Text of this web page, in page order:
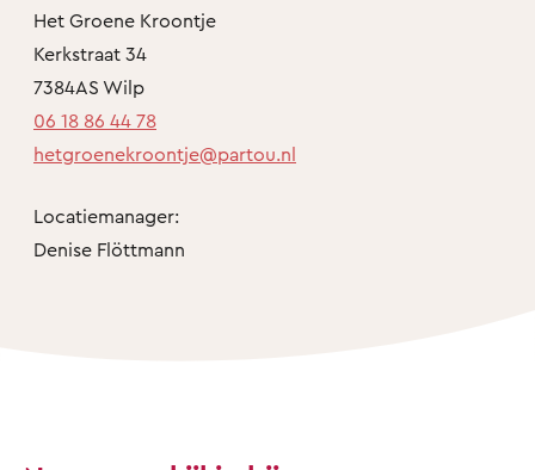
Het Groene Kroontje
Kerkstraat 34
7384AS Wilp
06 18 86 44 78
hetgroenekroontje@partou.nl
Locatiemanager:
Denise Flöttmann